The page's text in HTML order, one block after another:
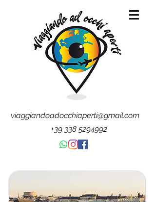
viaggiandoadocchiaperti@gmail.com
+39 338 5294992